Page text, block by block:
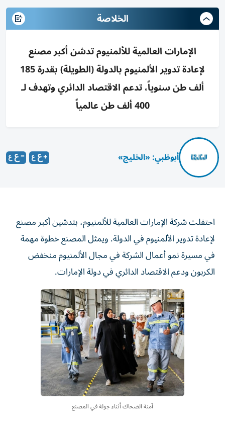
الخلاصة
الإمارات العالمية للألمنيوم تدشن أكبر مصنع
لإعادة تدوير الألمنيوم بالدولة (الطويلة) بقدرة 185
ألف طن سنوياً، تدعم الاقتصاد الدائري وتهدف لـ
400 ألف طن عالمياً
أبوظبي: «الخليج»
احتفلت شركة الإمارات العالمية للألمنيوم، بتدشين أكبر مصنع
لإعادة تدوير الألمنيوم في الدولة. ويمثل المصنع خطوة مهمة
في مسيرة نمو أعمال الشركة في مجال الألمنيوم منخفض
الكربون ودعم الاقتصاد الدائري في دولة الإمارات.
آمنة الضحاك أثناء جولة في المصنع